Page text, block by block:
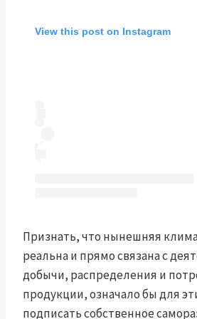
View this post on Instagram
Признать, что нынешняя
реальна и прямо связана с
добычи, распределения и
продукции, означало бы для
подписать собственное